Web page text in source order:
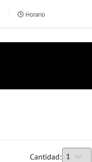
Horario
Cantidad: